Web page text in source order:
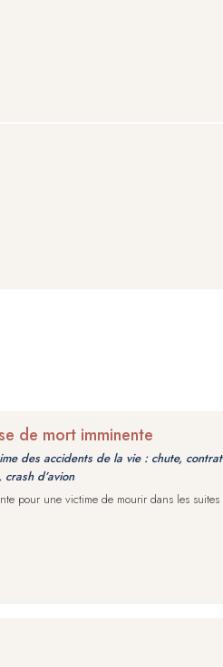
de mort imminente
des accidents de la vie : chute, contrat
d’avion
pour une victime de mourir dans les suites